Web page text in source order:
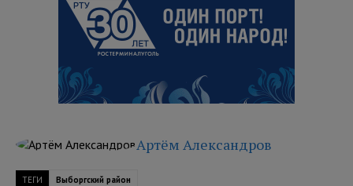
Артём Александров
ТЕГИ Выборгский район